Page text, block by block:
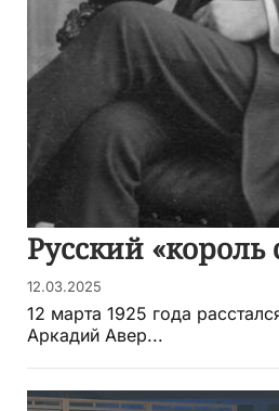
Русский «король
12.03.2025
12 марта 1925 года
Аркадий Авер...